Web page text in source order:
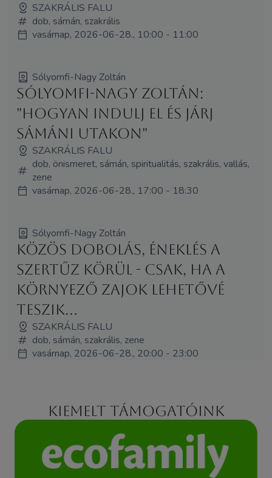
SZAKRÁLIS FALU
dob, sámán, szakrális
vasárnap, 2026-06-28., 10:00 - 11:00
Sólyomfi-Nagy Zoltán
Sólyomfi-Nagy Zoltán:
"Hogyan indulj el és járj
sámáni utakon"
SZAKRÁLIS FALU
dob, önismeret, sámán, spiritualitás, szakrális, vallás,
zene
vasárnap, 2026-06-28., 17:00 - 18:30
Sólyomfi-Nagy Zoltán
Közös dobolás, éneklés a
Szertűz körül - csak, ha a
környező zajok lehetővé
teszik...
SZAKRÁLIS FALU
dob, sámán, szakrális, zene
vasárnap, 2026-06-28., 20:00 - 23:00
Kiemelt támogatóink